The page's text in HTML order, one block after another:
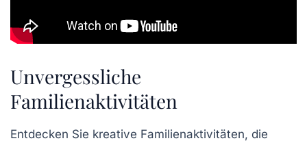
Unvergessliche
Familienaktivitäten
Entdecken Sie kreative Familienaktivitäten, die